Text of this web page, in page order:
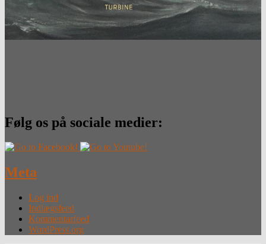
Følg os på sociale medier:
Meta
Log ind
Indlægsfeed
Kommentarfeed
WordPress.org